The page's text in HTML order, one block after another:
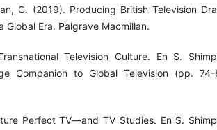
C. (2019). Producing British Television
Global Era. Palgrave Macmillan.
Television Culture. En S.
Companion to Global Television (pp. 74-
Perfect TV—and TV Studies. En S.